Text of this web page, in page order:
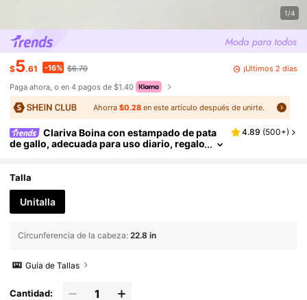
1/4
$5.61 -16% $6.70
¡Últimos 2 días
Paga ahora, o en 4 pagos de $1.40
Ahorra $0.28en este artículo después de unirte.
Clariva Boina con estampado de pata
de gallo, adecuada para uso diario, regalo
4.89 (500+)
Talla
Unitalla
Circunferencia de la cabeza: 22.8 in
Guía de Tallas
Cantidad: